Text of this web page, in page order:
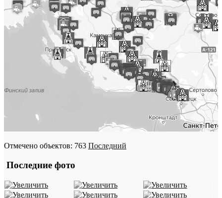
Отмечено объектов: 763 Последний
Последние фото